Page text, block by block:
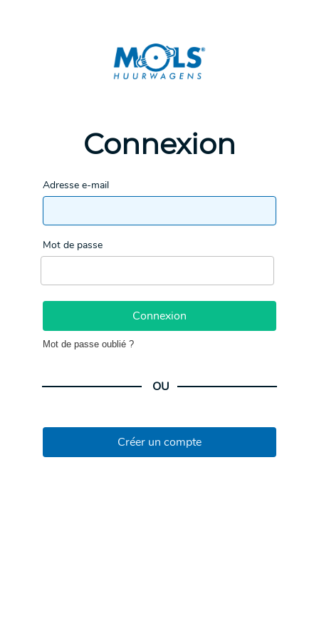
Connexion
Adresse e-mail
Mot de passe
Connexion
Mot de passe oublié ?
OU
Créer un compte